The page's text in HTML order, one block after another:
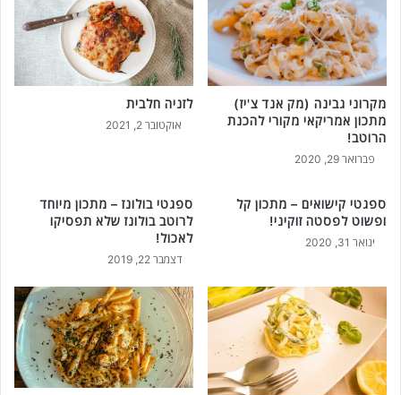
צ
ר
כ
י
ל
ב
ת
ס
י
נ
מ
י
ה
כ
נ
מקרוני גבינה (מק אנד צ'יז)
מתכון אמריקאי מקורי להכנת
הרוטב!
פברואר 29, 2020
לזניה חלבית
אוקטובר 2, 2021
ספגטי קישואים – מתכון קל
ופשוט לפסטה זוקיני!
ינואר 31, 2020
ספגטי בולונז – מתכון מיוחד
לרוטב בולונז שלא תפסיקו
לאכול!
דצמבר 22, 2019